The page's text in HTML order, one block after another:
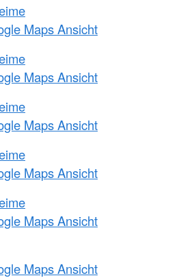
Maps Ansicht
Maps Ansicht
Maps Ansicht
Maps Ansicht
Maps Ansicht
Maps Ansicht